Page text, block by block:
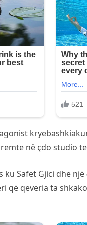
në çdo studio
ku Safet Gjici dhe
që qeveria ta